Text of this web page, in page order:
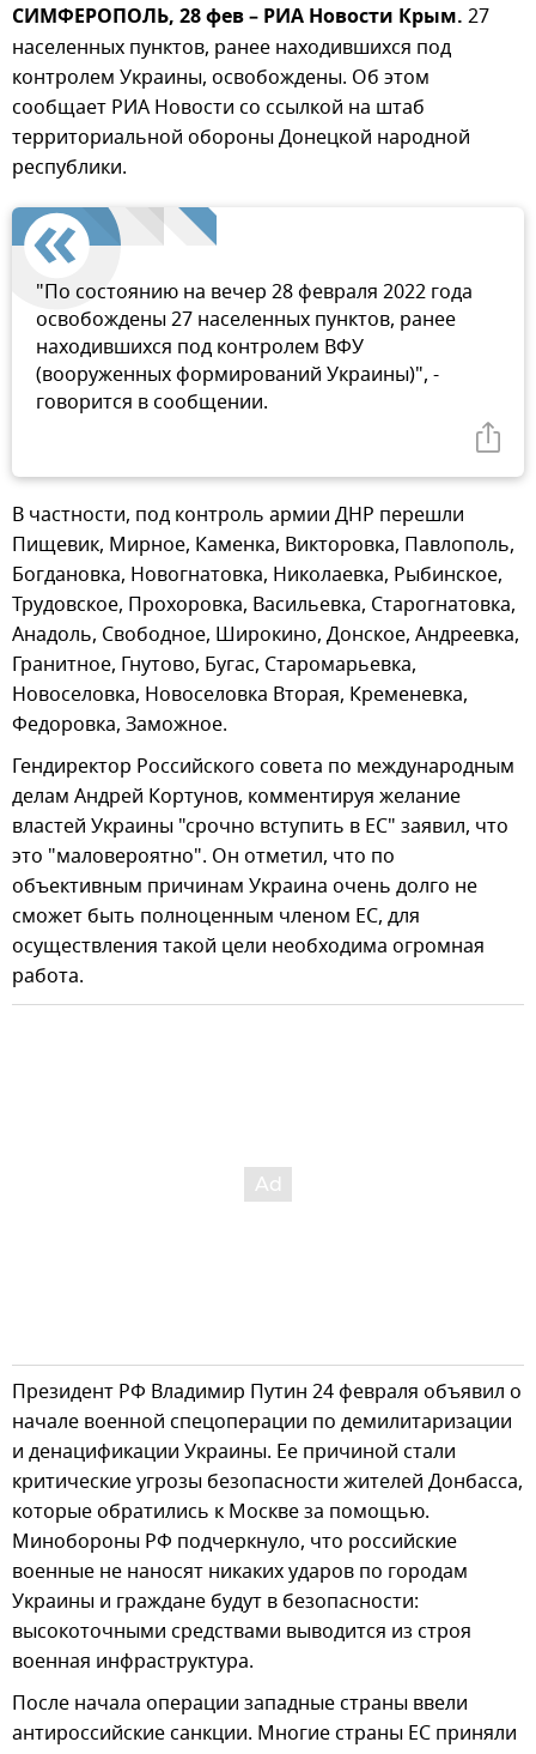
СИМФЕРОПОЛЬ, 28 фев – РИА Новости Крым. 27
населенных пунктов, ранее находившихся под
контролем Украины, освобождены. Об этом
сообщает РИА Новости со ссылкой на штаб
территориальной обороны Донецкой народной
республики.
"По состоянию на вечер 28 февраля 2022 года
освобождены 27 населенных пунктов, ранее
находившихся под контролем ВФУ
(вооруженных формирований Украины)", -
говорится в сообщении.
В частности, под контроль армии ДНР перешли
Пищевик, Мирное, Каменка, Викторовка, Павлополь,
Богдановка, Новогнатовка, Николаевка, Рыбинское,
Трудовское, Прохоровка, Васильевка, Старогнатовка,
Анадоль, Свободное, Широкино, Донское, Андреевка,
Гранитное, Гнутово, Бугас, Старомарьевка,
Новоселовка, Новоселовка Вторая, Кременевка,
Федоровка, Заможное.
Гендиректор Российского совета по международным
делам Андрей Кортунов, комментируя желание
властей Украины "срочно вступить в ЕС" заявил, что
это "маловероятно". Он отметил, что по
объективным причинам Украина очень долго не
сможет быть полноценным членом ЕС, для
осуществления такой цели необходима огромная
работа.
Президент РФ Владимир Путин 24 февраля объявил о
начале военной спецоперации по демилитаризации
и денацификации Украины. Ее причиной стали
критические угрозы безопасности жителей Донбасса,
которые обратились к Москве за помощью.
Минобороны РФ подчеркнуло, что российские
военные не наносят никаких ударов по городам
Украины и граждане будут в безопасности:
высокоточными средствами выводится из строя
военная инфраструктура.
После начала операции западные страны ввели
антироссийские санкции. Многие страны ЕС приняли